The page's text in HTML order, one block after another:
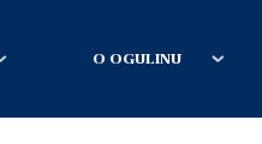
O OGULINU